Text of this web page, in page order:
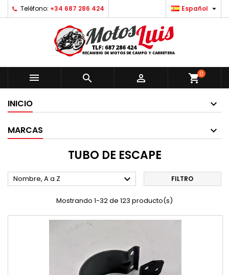
Teléfono: +34 687 286 424 Español 
   shopping_cart0
INICIO
MARCAS
TUBO DE ESCAPE
Nombre, A a Z  FILTRO
Mostrando 1-32 de 123 producto(s)